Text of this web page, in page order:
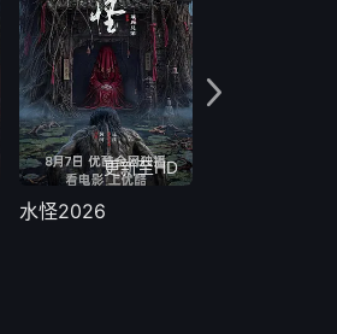
更新至HD
水怪2026